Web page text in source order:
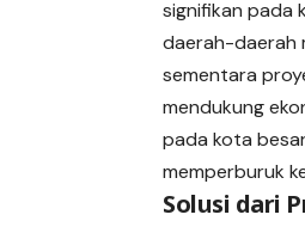
signifikan pada
daerah-daerah
sementara
mendukung
pada kota
memperburuk
Solusi dari